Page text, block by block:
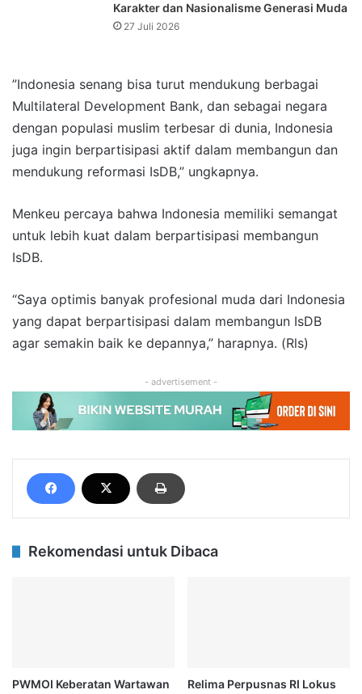
Karakter dan Nasionalisme Generasi Muda
27 Juli 2026
”Indonesia senang bisa turut mendukung berbagai
Multilateral Development Bank, dan sebagai negara
dengan populasi muslim terbesar di dunia, Indonesia
juga ingin berpartisipasi aktif dalam membangun dan
mendukung reformasi IsDB,” ungkapnya.
Menkeu percaya bahwa Indonesia memiliki semangat
untuk lebih kuat dalam berpartisipasi membangun
IsDB.
“Saya optimis banyak profesional muda dari Indonesia
yang dapat berpartisipasi dalam membangun IsDB
agar semakin baik ke depannya,” harapnya. (Rls)
- advertisement -
Rekomendasi untuk Dibaca
PWMOI Keberatan Wartawan
Relima Perpusnas RI Lokus